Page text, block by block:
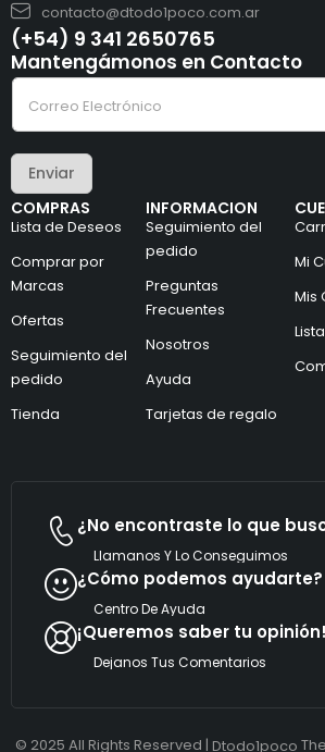
contacto@dtodo1poco.com.ar
(+54) 9 341 2650765
COMPRAS
Lista de Deseos
Comprar por
Marcas
Ofertas
Seguimiento del
pedido
Tienda
INFORMACION
Seguimiento del
pedido
Preguntas
Frecuentes
Nosotros
Ayuda
Tarjetas de regalo
Mi
Mis
Mantengámonos en Contacto
*
e
e
t
ó
n
i
c
o
*
C
e
e
l
e
t
r
n
c
o
Enviar
¿No encontraste lo que
Llamanos Y Lo Conseguimos
¿Cómo podemos ayudarte?
Centro De Ayuda
¡Queremos saber tu opinión!
Dejanos Tus Comentarios
© 2025 All Rights Reserved | Dtodo1poco